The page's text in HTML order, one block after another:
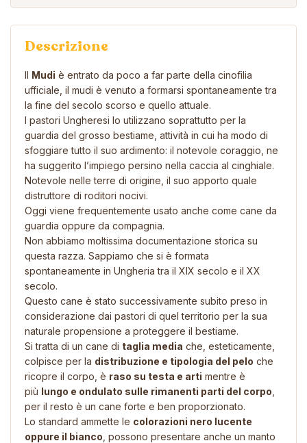
Descrizione
Il Mudi è entrato da poco a far parte della cinofilia
ufficiale, il mudi è venuto a formarsi spontaneamente tra
la fine del secolo scorso e quello attuale.
I pastori Ungheresi lo utilizzano soprattutto per la
guardia del grosso bestiame, attività in cui ha modo di
sfoggiare tutto il suo ardimento: il notevole coraggio, ne
ha suggerito l’impiego persino nella caccia al cinghiale.
Notevole nelle terre di origine, il suo apporto quale
distruttore di roditori nocivi.
Oggi viene frequentemente usato anche come cane da
guardia oppure da compagnia.
Non abbiamo moltissima documentazione storica su
questa razza. Sappiamo che si è formata
spontaneamente in Ungheria tra il XIX secolo e il XX
secolo.
Questo cane è stato successivamente subito preso in
considerazione dai pastori di quel territorio per la sua
naturale propensione a proteggere il bestiame.
Si tratta di un cane di taglia media che, esteticamente,
colpisce per la distribuzione e tipologia del pelo che
ricopre il corpo, è raso su testa e arti mentre è
più lungo e ondulato sulle rimanenti parti del corpo
per il resto è un cane forte e ben proporzionato.
Lo standard ammette le colorazioni nero lucente
oppure il bianco , possono presentare anche un manto